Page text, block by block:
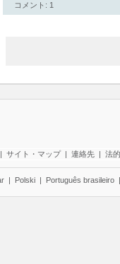
コメント: 1
| サイト・マップ | 連絡先 | 法
| Polski | Português brasileiro